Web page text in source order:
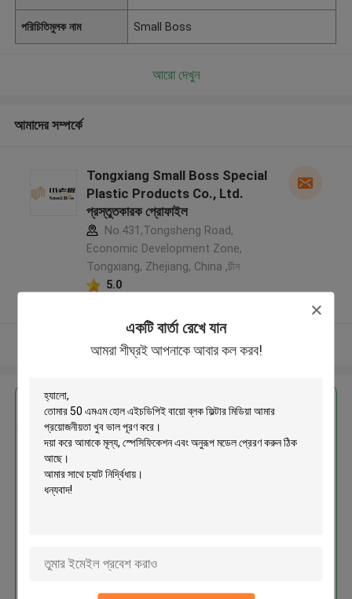
একটি বার্তা রেখে যান
আমরা শীঘ্রই আপনাকে আবার কল করব!
পরিচিতিমুলক নাম Small Boss
আরো দেখুন
আমাদের সম্পর্কে
Tongxiang Small Boss Special
Plastic Products Co., Ltd.
প্রস্তুতকারক প্রোফাইল
No.431,Tongsheng Road,
Economic Development Zone,
Tongxiang, Zhejiang, China ,চীন
5.0
আরো দেখুন
এর সেরা মূল্য পান
50 এমএম হোল এইচডিপিই বায়ো ব্লক ফিল্টার
মিডিয়া
চালিয়ে